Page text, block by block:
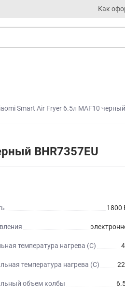
Как
Smart Air Fryer 6.5л MAF10
BHR7357EU
1800
температура нагрева (C)
температура нагрева (C)
объем колбы